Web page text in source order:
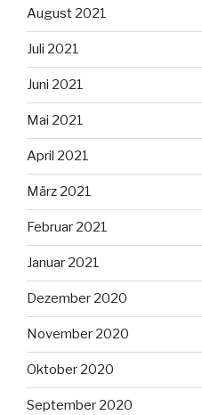
August 2021
Juli 2021
Juni 2021
Mai 2021
April 2021
März 2021
Februar 2021
Januar 2021
Dezember 2020
November 2020
Oktober 2020
September 2020